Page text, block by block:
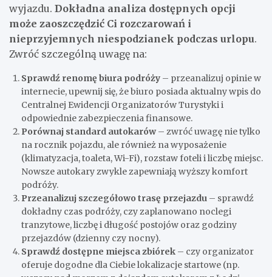
wyjazdu. Dokładna analiza dostępnych opcji
może zaoszczędzić Ci rozczarowań i
nieprzyjemnych niespodzianek podczas urlopu.
Zwróć szczególną uwagę na:
Sprawdź renomę biura podróży – przeanalizuj opinie w
internecie, upewnij się, że biuro posiada aktualny wpis do
Centralnej Ewidencji Organizatorów Turystyki i
odpowiednie zabezpieczenia finansowe.
Porównaj standard autokarów– zwróć uwagę nie tylko
na rocznik pojazdu, ale również na wyposażenie
(klimatyzacja, toaleta, Wi-Fi), rozstaw foteli i liczbę miejsc.
Nowsze autokary zwykle zapewniają wyższy komfort
podróży.
Przeanalizuj szczegółowo trasę przejazdu – sprawdź
dokładny czas podróży, czy zaplanowano noclegi
tranzytowe, liczbę i długość postojów oraz godziny
przejazdów (dzienny czy nocny).
Sprawdź dostępne miejsca zbiórek – czy organizator
oferuje dogodne dla Ciebie lokalizacje startowe (np.